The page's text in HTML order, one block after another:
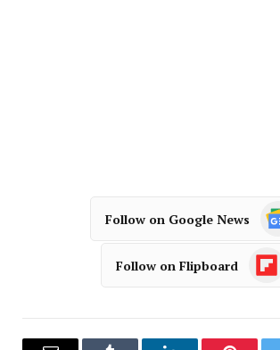
Follow on Google News
Follow on Flipboard